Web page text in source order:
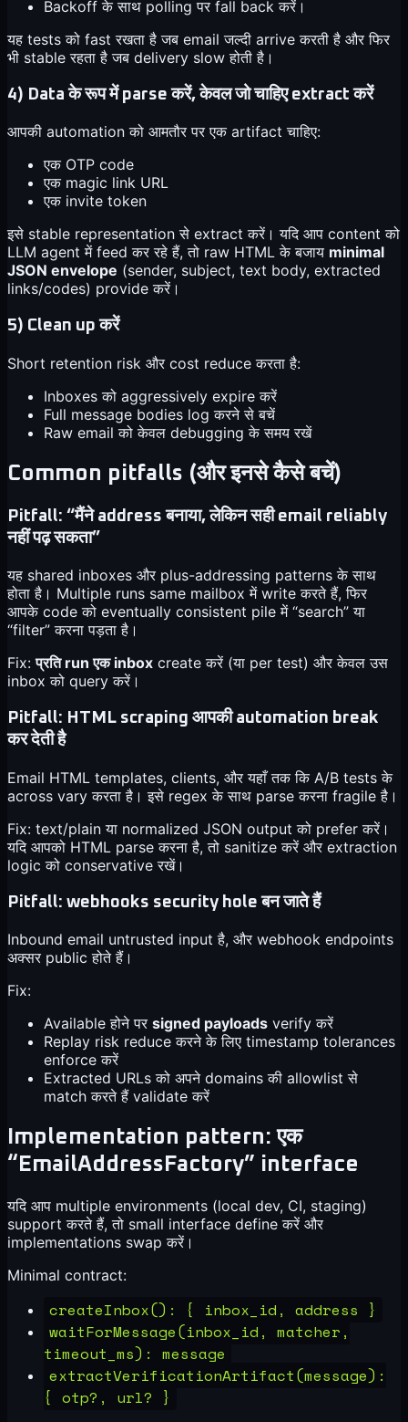
Backoff के साथ polling पर fall back करें।
यह tests को fast रखता है जब email जल्दी arrive करती है और फिर
भी stable रहता है जब delivery slow होती है।
4) Data के रूप में parse करें, केवल जो चाहिए extract करें
आपकी automation को आमतौर पर एक artifact चाहिए:
एक OTP code
एक magic link URL
एक invite token
इसे stable representation से extract करें। यदि आप content को
LLM agent में feed कर रहे हैं, तो raw HTML के बजाय minimal
JSON envelope (sender, subject, text body, extracted
links/codes) provide करें।
5) Clean up करें
Short retention risk और cost reduce करता है:
Inboxes को aggressively expire करें
Full message bodies log करने से बचें
Raw email को केवल debugging के समय रखें
Common pitfalls (और इनसे कैसे बचें)
Pitfall: “मैंने address बनाया, लेकिन सही email reliably
नहीं पढ़ सकता”
यह shared inboxes और plus-addressing patterns के साथ
होता है। Multiple runs same mailbox में write करते हैं, फिर
आपके code को eventually consistent pile में “search” या
“filter” करना पड़ता है।
Fix:प्रति run एक inbox create करें (या per test) और केवल उस
inbox को query करें।
Pitfall: HTML scraping आपकी automation break
कर देती है
Email HTML templates, clients, और यहाँ तक कि A/B tests के
across vary करता है। इसे regex के साथ parse करना fragile है।
Fix: text/plain या normalized JSON output को prefer करें।
यदि आपको HTML parse करना है, तो sanitize करें और extraction
logic को conservative रखें।
Pitfall: webhooks security hole बन जाते हैं
Inbound email untrusted input है, और webhook endpoints
अक्सर public होते हैं।
Fix:
Available होने पर signed payloads verify करें
Replay risk reduce करने के लिए timestamp tolerances
enforce करें
Extracted URLs को अपने domains की allowlist से
match करते हैं validate करें
Implementation pattern: एक
“EmailAddressFactory” interface
यदि आप multiple environments (local dev, CI, staging)
support करते हैं, तो small interface define करें और
implementations swap करें।
Minimal contract:
createInbox(): { inbox_id, address }
waitForMessage(inbox_id, matcher,
timeout_ms): message
extractVerificationArtifact(message):
{ otp?, url? }